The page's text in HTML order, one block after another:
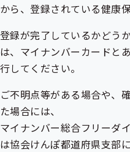
から、登録されている健康
登録が完了しているかどう
は、マイナンバーカードと
行してください。
ご不明点等がある場合や、
た場合には、
マイナンバー総合フリーダ
は協会けんぽ都道府県支部